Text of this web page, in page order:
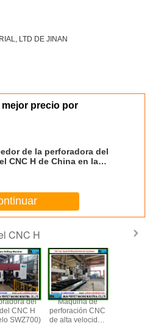
LTD DE JINAN
mejor precio por
de la perforadora del
CNC H de China en la
CNC H
del
CNC H
SWZ700)
Máquina de
perforación CNC
de alta velocidad